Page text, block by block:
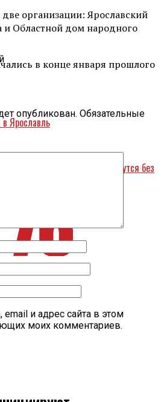
организации: Ярославский
и Областной дом народного
в конце января прошлого
Ярославль
водоемах»: переславцы останутся без
опубликован. Обязательные
и адрес сайта в этом
моих комментариев.